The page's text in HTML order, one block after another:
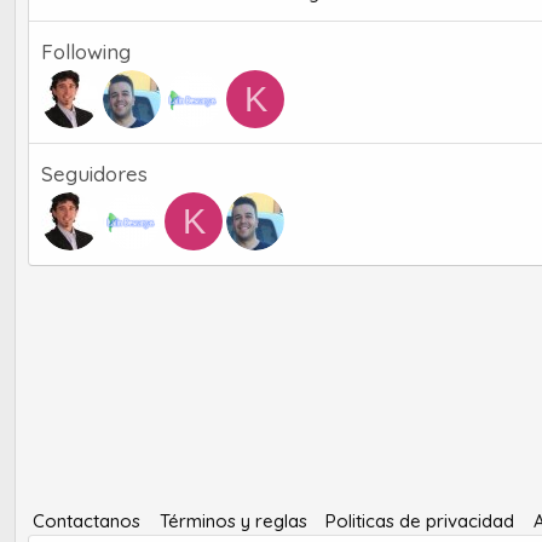
Following
K
Seguidores
K
Contactanos Términos y reglas Politicas de privacidad